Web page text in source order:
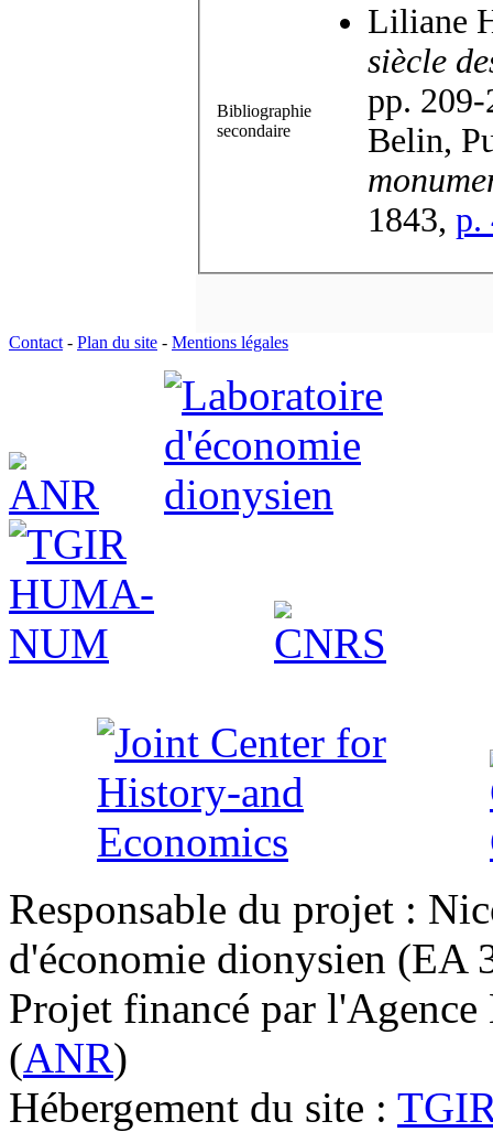
Bibliographie
secondaire
Liliane
siècle
pp. 209-
Belin,
1843, p.
Contact - Plan du site - Mentions légales
Responsable du projet :
d'économie dionysien
Projet financé par l'Agence
(ANR)
Hébergement du site :